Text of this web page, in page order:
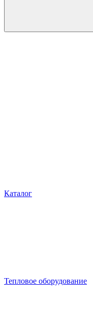
Каталог
Тепловое оборудование